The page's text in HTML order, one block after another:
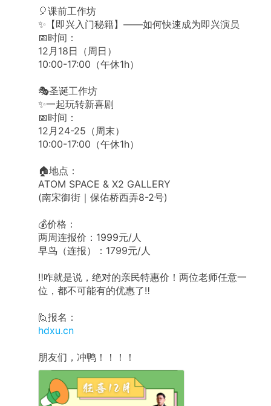
🎈课前工作坊
✨【即兴入门秘籍】——如何快速成为即兴演员
📅时间：
12月18日（周日）
10:00-17:00（午休1h）
🎭圣诞工作坊
✨一起玩转新喜剧
📅时间：
12月24-25（周末）
10:00-17:00（午休1h）
🏠地点：
ATOM SPACE & X2 GALLERY
(南宋御街｜保佑桥西弄8-2号)
💰价格：
两周连报价：1999元/人
早鸟（连报）：1799元/人
‼️咋就是说，绝对的亲民特惠价！两位老师任意一
位，都不可能有的优惠了‼️
🙋报名：
hdxu.cn
朋友们，冲鸭！！！！